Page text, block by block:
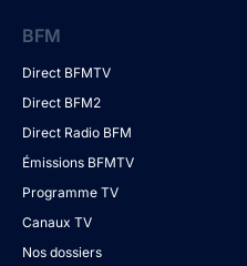
BFM
Direct BFMTV
Direct BFM2
Direct Radio BFM
Émissions BFMTV
Programme TV
Canaux TV
Nos dossiers